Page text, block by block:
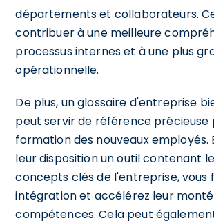
départements et collaborateurs.
contribuer à une meilleure
processus internes et à une plus
opérationnelle.
De plus, un glossaire d'entreprise
peut servir de référence précieuse
formation des nouveaux
leur disposition un outil contenant
concepts clés de l'entreprise, vous
intégration et accélérez leur
compétences. Cela peut